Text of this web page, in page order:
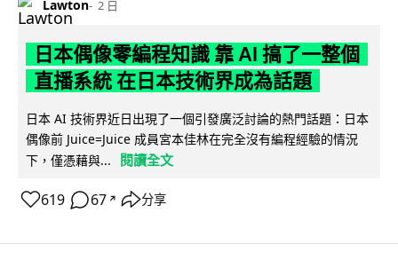
Lawton 2 日
日本偶像零編程知識 靠 AI 搞了一整個
直播系統 在日本技術界成為話題
日本 AI 技術界近日出現了一個引發廣泛討論的熱門話題：日本
偶像前 Juice=Juice 成員宮本佳林在完全沒有編程經驗的情況
下，僅憑藉與...
閱讀全文
619 67 ↗ 分享